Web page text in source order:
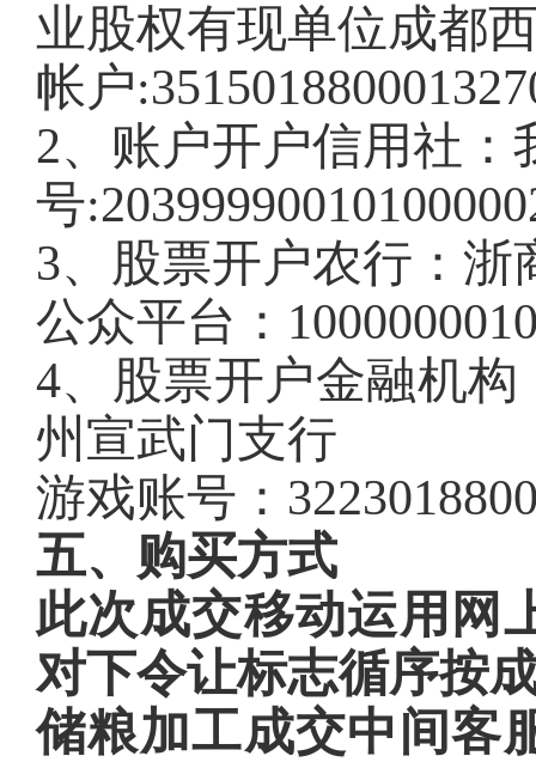
业股权有现单位成都
帐户
2、账户开户信用社
号
3、股票开户农行：
公众平台：
4、股票开户金融机
州宣武门支行
游戏账号：
五、购买方式
此次成交移动运用网
对下令让标志循序按
储粮加工成交中间客